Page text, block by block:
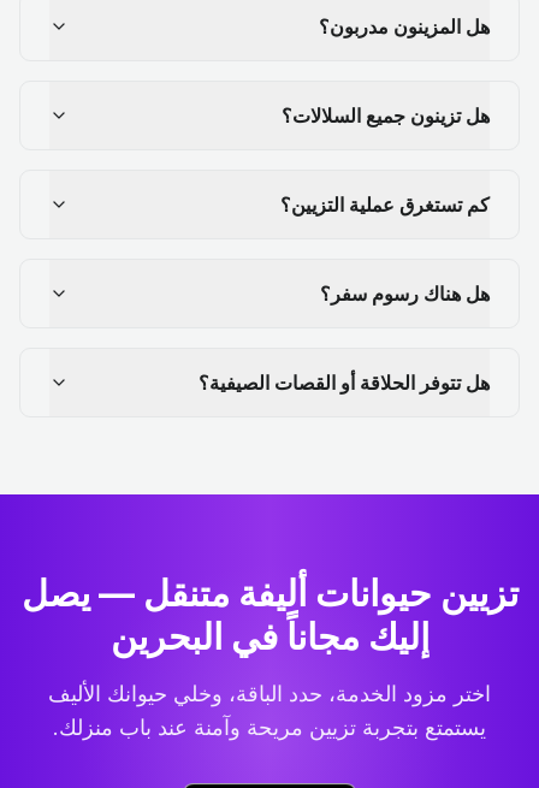
هل المزينون مدربون؟
هل تزينون جميع السلالات؟
كم تستغرق عملية التزيين؟
هل هناك رسوم سفر؟
هل تتوفر الحلاقة أو القصات الصيفية؟
تزيين حيوانات أليفة متنقل — يصل
إليك مجاناً في البحرين
اختر مزود الخدمة، حدد الباقة، وخلي حيوانك الأليف
يستمتع بتجربة تزيين مريحة وآمنة عند باب منزلك.